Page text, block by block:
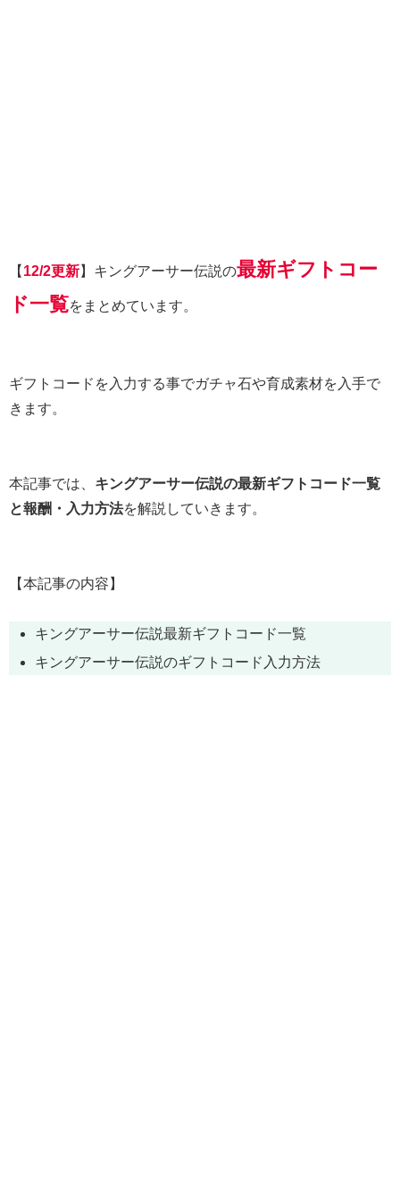
【 12/2更新】キングアーサー伝説の最新ギフトコー
ド一覧をまとめています。
ギフトコードを入力する事でガチャ石や育成素材を入手で
きます。
本記事では、 キングアーサー伝説の最新ギフトコード一覧
と報酬・入力方法を解説していきます。
【本記事の内容】
キングアーサー伝説最新ギフトコード一覧
キングアーサー伝説のギフトコード入力方法